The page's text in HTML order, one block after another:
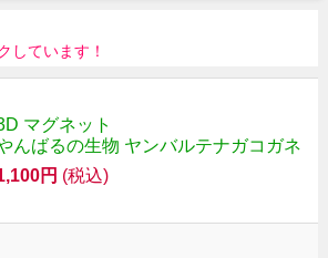
しています！
マグネット
んばるの生物 ヤンバルテナガコガネ
円 (税込)